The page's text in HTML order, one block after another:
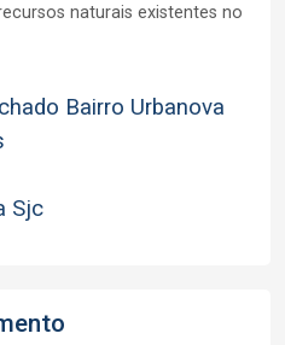
naturais existentes no
Bairro Urbanova
Sjc